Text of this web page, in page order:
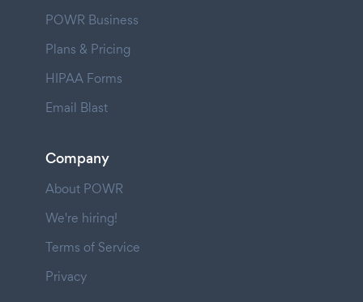
POWR Business
Plans & Pricing
HIPAA Forms
Email Blast
Company
About POWR
We're hiring!
Terms of Service
Privacy